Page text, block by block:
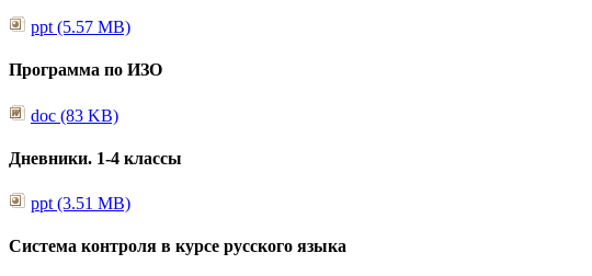
ppt (5.57 MB)
Программа по ИЗО
doc (83 KB)
Дневники. 1-4 классы
ppt (3.51 MB)
Система контроля в курсе русского языка